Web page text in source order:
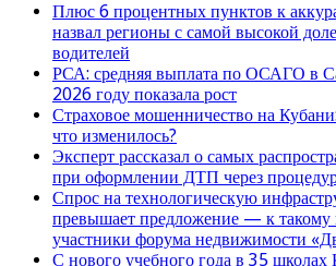
Плюс 6 процентных пунктов к
назвал регионы с самой высокой
водителей
РСА: средняя выплата по ОСАГО в
2026 году показала рост
Страховое мошенничество на
что изменилось?
Эксперт рассказал о самых
при оформлении ДТП через
Спрос на технологическую
превышает предложение — к
участники форума недвижимости
С нового учебного года в 35 школах